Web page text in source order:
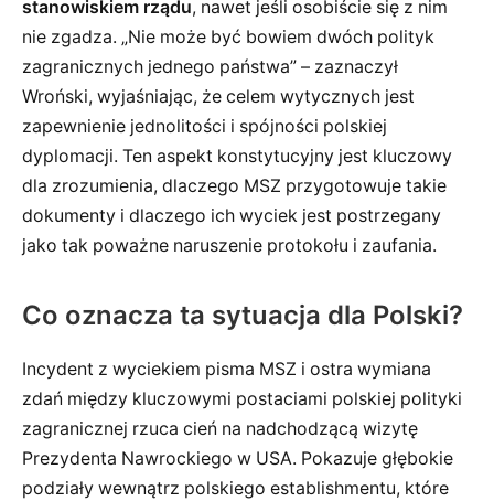
stanowiskiem rządu, nawet jeśli osobiście się z nim
nie zgadza. „Nie może być bowiem dwóch polityk
zagranicznych jednego państwa” – zaznaczył
Wroński, wyjaśniając, że celem wytycznych jest
zapewnienie jednolitości i spójności polskiej
dyplomacji. Ten aspekt konstytucyjny jest kluczowy
dla zrozumienia, dlaczego MSZ przygotowuje takie
dokumenty i dlaczego ich wyciek jest postrzegany
jako tak poważne naruszenie protokołu i zaufania.
Co oznacza ta sytuacja dla Polski?
Incydent z wyciekiem pisma MSZ i ostra wymiana
zdań między kluczowymi postaciami polskiej polityki
zagranicznej rzuca cień na nadchodzącą wizytę
Prezydenta Nawrockiego w USA. Pokazuje głębokie
podziały wewnątrz polskiego establishmentu, które